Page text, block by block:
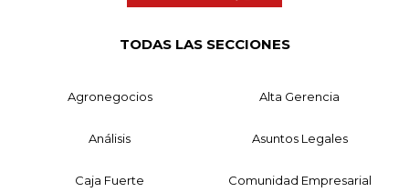
TODAS LAS SECCIONES
Agronegocios Alta Gerencia
Análisis Asuntos Legales
Caja Fuerte Comunidad Empresarial